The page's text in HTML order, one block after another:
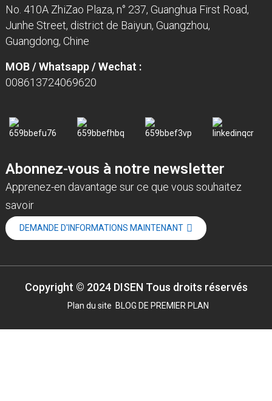
No. 410A ZhiZao Plaza, n° 237, Guanghua First Road,
Junhe Street, district de Baiyun, Guangzhou,
Guangdong, Chine
MOB / Whatsapp / Wechat :
008613724069620
Abonnez-vous à notre newsletter
Apprenez-en davantage sur ce que vous souhaitez
savoir
DEMANDE D'INFORMATIONS MAINTENANT
Copyright © 2024 DISEN Tous droits réservés
Plan du site BLOG DE PREMIER PLAN